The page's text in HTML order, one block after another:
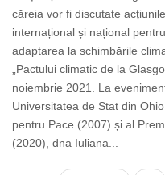
căreia vor fi discutate
internațional și național
adaptarea la schimbările
„Pactului climatic de la
noiembrie 2021. La
Universitatea de Stat din
pentru Pace (2007) și al
(2020), dna Iuliana...